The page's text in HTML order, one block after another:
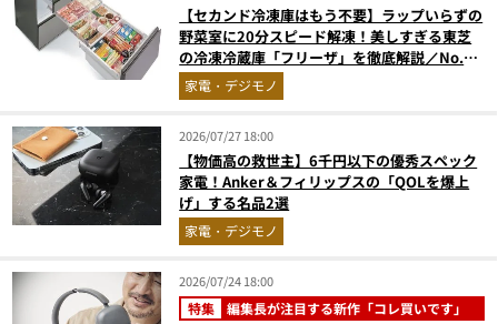
【セカンド冷凍庫はもう不要】ラップいらずの
野菜室に20分スピード解凍！美しすぎる東芝
の冷凍冷蔵庫「フリーザ」を徹底解説／No.1
モノ雑誌編集長が選ぶ『センスがいい家電』
Vol.10
家電・デジモノ
2026/07/27 18:00
【物価高の救世主】6千円以下の優秀スペック
家電！Anker＆フィリップスの「QOLを爆上
げ」する名品2選
家電・デジモノ
2026/07/24 18:00
特集 編集長が注目する新作「コレ買いです」